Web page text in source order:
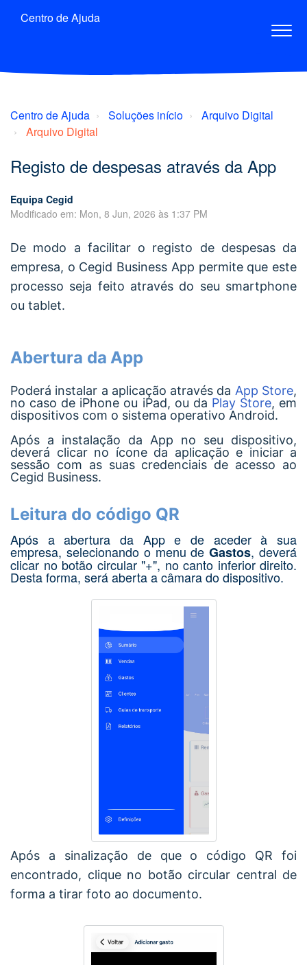
Centro de Ajuda
Centro de Ajuda Soluções início
Arquivo Digital
Arquivo Digital
Registo de despesas através da App
Equipa Cegid
Modificado em: Mon, 8 Jun, 2026 às 1:37 PM
De modo a facilitar o registo de despesas da
empresa, o Cegid Business App permite que este
processo seja feito através do seu smartphone
ou tablet.
Abertura da App
Poderá instalar a aplicação através da App Store,
no caso de iPhone ou iPad, ou da Play Store, em
dispositivos com o sistema operativo Android.
Após a instalação da App no seu dispositivo,
deverá clicar no ícone da aplicação e iniciar a
sessão com as suas credenciais de acesso ao
Cegid Business.
Leitura do código QR
Após a abertura da App e de aceder à sua
empresa, selecionando o menu deGastos, deverá
clicar no botão circular "+", no canto inferior direito.
Desta forma, será aberta a câmara do dispositivo.
Após a sinalização de que o código QR foi
encontrado, clique no botão circular central de
forma a tirar foto ao documento.